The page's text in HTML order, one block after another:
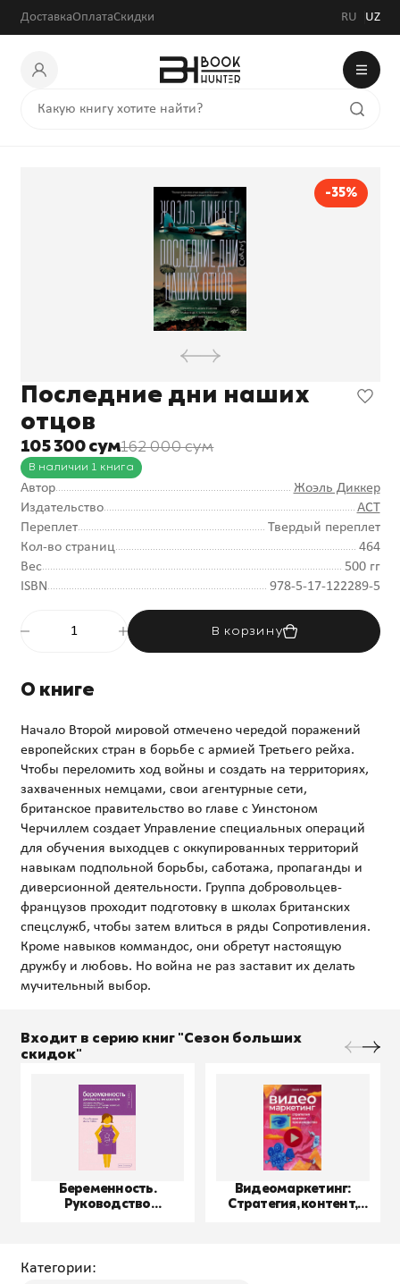
ДоставкаОплатаСкидки RU UZ
-35%
Последние дни наших
отцов
105 300 сум162 000 сум
В наличии 1 книга
Автор
Жоэль Диккер
Издательство
АСТ
Переплет
Твердый переплет
Кол-во страниц
464
Вес
500 гг
ISBN
978-5-17-122289-5
В корзину
О книге
Начало Второй мировой отмечено чередой поражений
европейских стран в борьбе с армией Третьего рейха.
Чтобы переломить ход войны и создать на территориях,
захваченных немцами, свои агентурные сети,
британское правительство во главе с Уинстоном
Черчиллем создает Управление специальных операций
для обучения выходцев с оккупированных территорий
навыкам подпольной борьбы, саботажа, пропаганды и
диверсионной деятельности. Группа добровольцев-
французов проходит подготовку в школах британских
спецслужб, чтобы затем влиться в ряды Сопротивления.
Кроме навыков коммандос, они обретут настоящую
дружбу и любовь. Но война не раз заставит их делать
Входит в серию книг "Сезон больших
скидок"
Беременность.
Руководство
Видеомаркетинг:
Стратегия, контент,
Категории: